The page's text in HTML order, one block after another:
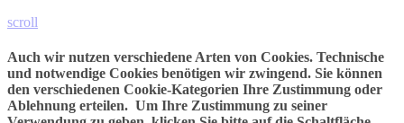
scroll
Auch wir nutzen verschiedene Arten von Cookies. Technische
und notwendige Cookies benötigen wir zwingend. Sie können
den verschiedenen Cookie-Kategorien Ihre Zustimmung oder
Ablehnung erteilen. Um Ihre Zustimmung zu seiner